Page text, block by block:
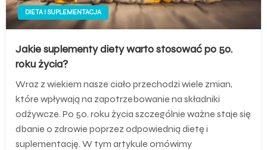
DIETA I SUPLEMENTACJA
Jakie suplementy diety warto stosować po 50.
roku życia?
Wraz z wiekiem nasze ciało przechodzi wiele zmian,
które wpływają na zapotrzebowanie na składniki
odżywcze. Po 50. roku życia szczególnie ważne staje się
dbanie o zdrowie poprzez odpowiednią dietę i
suplementację. W tym artykule omówimy